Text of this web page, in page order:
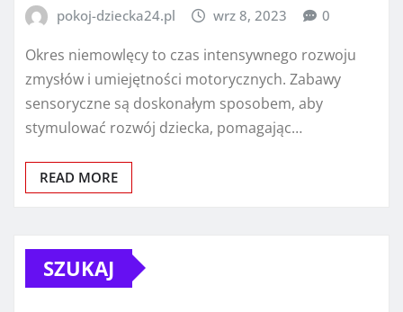
pokoj-dziecka24.pl wrz 8, 2023 0
Okres niemowlęcy to czas intensywnego rozwoju
zmysłów i umiejętności motorycznych. Zabawy
sensoryczne są doskonałym sposobem, aby
stymulować rozwój dziecka, pomagając…
READ MORE
SZUKAJ